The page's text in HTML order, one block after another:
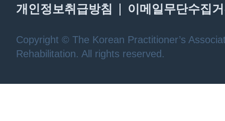
개인정보취급방침 이메일무단수집
Copyright © The Korean Practitioner’s
Rehabilitation. All rights reserved.